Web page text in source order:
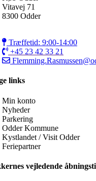
Vitavej 71
8300 Odder
Træffetid: 9:00-14:00
+45 23 42 33 21
links
Min konto
Nyheder
Parkering
Odder Kommune
Kystlandet / Visit Odder
Feriepartner
vejledende